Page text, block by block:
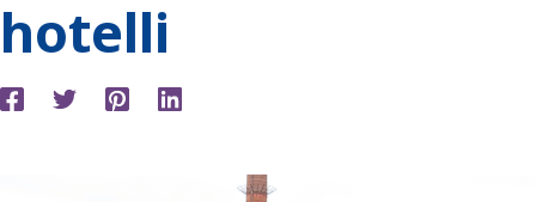
hotelli